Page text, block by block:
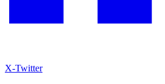
X-Twitter